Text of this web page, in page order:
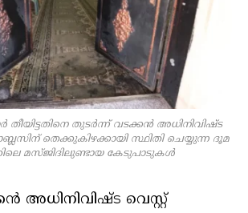
തീയിട്ടതിനെ തുടര്‍ന്ന് വടക്കന്‍ അധിനിവിഷ്ട
തെക്കുകിഴക്കായി സ്ഥിതി ചെയ്യുന്ന ദൂമ
മസ്ജിദിലുണ്ടായ കേടുപാടുകള്‍
അധിനിവിഷ്ട വെസ്റ്റ്